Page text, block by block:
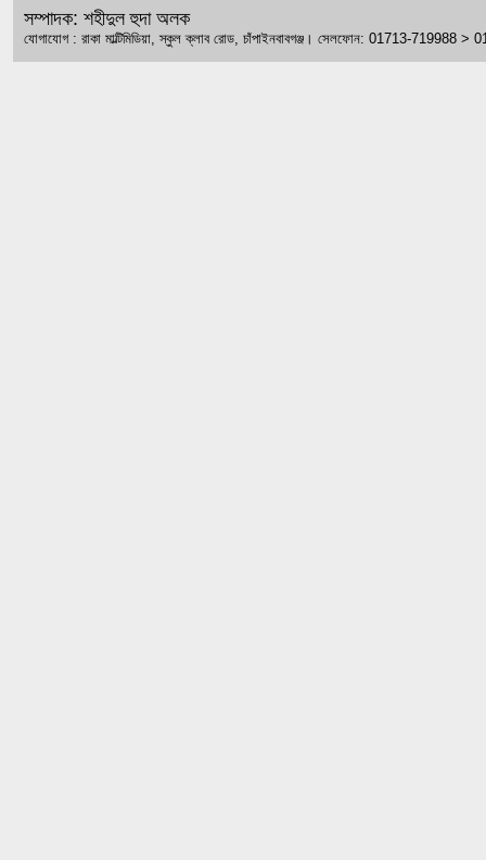
সম্পাদক: শহীদুল হুদা অলক
যোগাযোগ : রাকা মাল্টিমিডিয়া, স্কুল ক্লাব রোড, চাঁপাইনবাবগঞ্জ। সেলফোন: 01713-